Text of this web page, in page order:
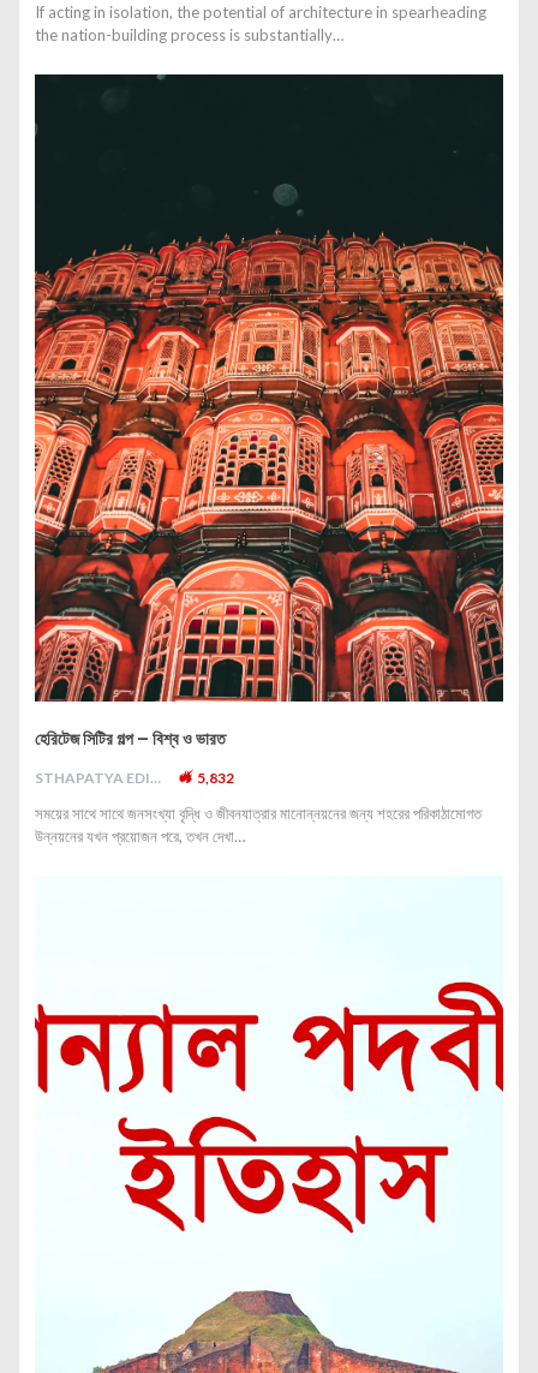
If acting in isolation, the potential of architecture in spearheading
the nation-building process is substantially…
হেরিটেজ সিটির গল্প – বিশ্ব ও ভারত
STHAPATYA EDITORIAL 5,832
সময়ের সাথে সাথে জনসংখ্যা বৃদ্ধি ও জীবনযাত্রার মানোন্নয়নের জন্য শহরের পরিকাঠামোগত
উন্নয়নের যখন প্রয়োজন পরে, তখন দেখা…